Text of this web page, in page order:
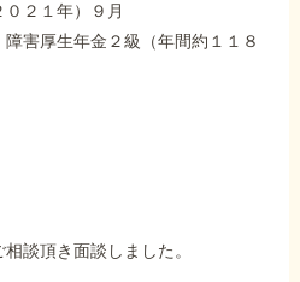
２１年）９月
害厚生年金２級（年間約１１８
談頂き面談しました。